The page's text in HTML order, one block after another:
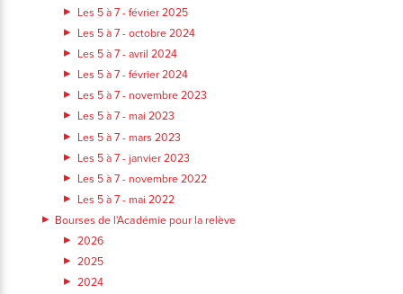
Les 5 à 7 - février 2025
Les 5 à 7 - octobre 2024
Les 5 à 7 - avril 2024
Les 5 à 7 - février 2024
Les 5 à 7 - novembre 2023
Les 5 à 7 - mai 2023
Les 5 à 7 - mars 2023
Les 5 à 7 - janvier 2023
Les 5 à 7 - novembre 2022
Les 5 à 7 - mai 2022
Bourses de l'Académie pour la relève
2026
2025
2024